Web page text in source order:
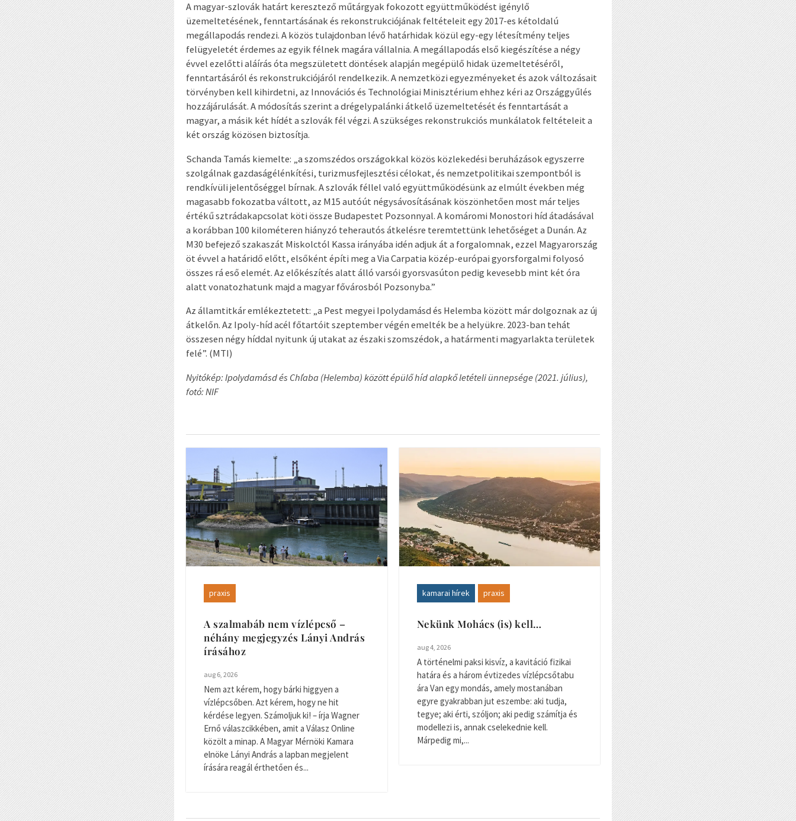
A magyar-szlovák határt keresztező műtárgyak fokozott együttműködést igénylő
üzemeltetésének, fenntartásának és rekonstrukciójának feltételeit egy 2017-es kétoldalú
megállapodás rendezi. A közös tulajdonban lévő határhidak közül egy-egy létesítmény teljes
felügyeletét érdemes az egyik félnek magára vállalnia. A megállapodás első kiegészítése a négy
évvel ezelőtti aláírás óta megszületett döntések alapján megépülő hidak üzemeltetéséről,
fenntartásáról és rekonstrukciójáról rendelkezik. A nemzetközi egyezményeket és azok változásait
törvényben kell kihirdetni, az Innovációs és Technológiai Minisztérium ehhez kéri az Országgyűlés
hozzájárulását. A módosítás szerint a drégelypalánki átkelő üzemeltetését és fenntartását a
magyar, a másik két hídét a szlovák fél végzi. A szükséges rekonstrukciós munkálatok feltételeit a
két ország közösen biztosítja.
Schanda Tamás kiemelte: „a szomszédos országokkal közös közlekedési beruházások egyszerre
szolgálnak gazdaságélénkítési, turizmusfejlesztési célokat, és nemzetpolitikai szempontból is
rendkívüli jelentőséggel bírnak. A szlovák féllel való együttműködésünk az elmúlt években még
magasabb fokozatba váltott, az M15 autóút négysávosításának köszönhetően most már teljes
értékű sztrádakapcsolat köti össze Budapestet Pozsonnyal. A komáromi Monostori híd átadásával
a korábban 100 kilométeren hiányzó teherautós átkelésre teremtettünk lehetőséget a Dunán. Az
M30 befejező szakaszát Miskolctól Kassa irányába idén adjuk át a forgalomnak, ezzel Magyarország
öt évvel a határidő előtt, elsőként építi meg a Via Carpatia közép-európai gyorsforgalmi folyosó
összes rá eső elemét. Az előkészítés alatt álló varsói gyorsvasúton pedig kevesebb mint két óra
alatt vonatozhatunk majd a magyar fővárosból Pozsonyba.”
Az államtitkár emlékeztetett: „a Pest megyei Ipolydamásd és Helemba között már dolgoznak az új
átkelőn. Az Ipoly-híd acél főtartóit szeptember végén emelték be a helyükre. 2023-ban tehát
összesen négy híddal nyitunk új utakat az északi szomszédok, a határmenti magyarlakta területek
felé”. (MTI)
Nyitókép: Ipolydamásd és Chľaba (Helemba) között épülő híd alapkő letételi ünnepsége (2021. július),
fotó: NIF
praxis
A szalmabáb nem vízlépcső –
néhány megjegyzés Lányi András
írásához
aug 6, 2026
Nem azt kérem, hogy bárki higgyen a
vízlépcsőben. Azt kérem, hogy ne hit
kérdése legyen. Számoljuk ki! – írja Wagner
Ernő válaszcikkében, amit a Válasz Online
közölt a minap. A Magyar Mérnöki Kamara
elnöke Lányi András a lapban megjelent
írására reagál érthetően és...
kamarai hírek praxis
Nekünk Mohács (is) kell…
aug 4, 2026
A történelmi paksi kisvíz, a kavitáció fizikai
határa és a három évtizedes vízlépcsőtabu
ára Van egy mondás, amely mostanában
egyre gyakrabban jut eszembe: aki tudja,
tegye; aki érti, szóljon; aki pedig számítja és
modellezi is, annak cselekednie kell.
Márpedig mi,...